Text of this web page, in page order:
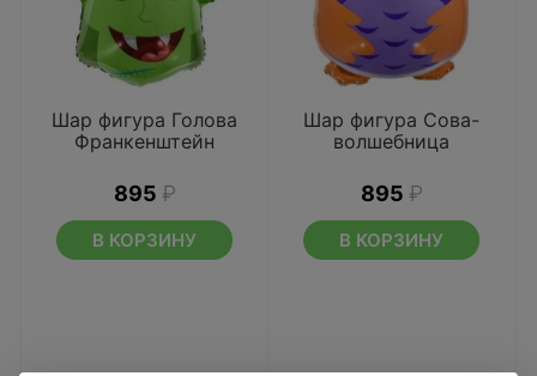
Шар фигура Голова
Франкенштейн
895 ₽
В КОРЗИНУ
Шар фигура Сова-
волшебница
895 ₽
В КОРЗИНУ